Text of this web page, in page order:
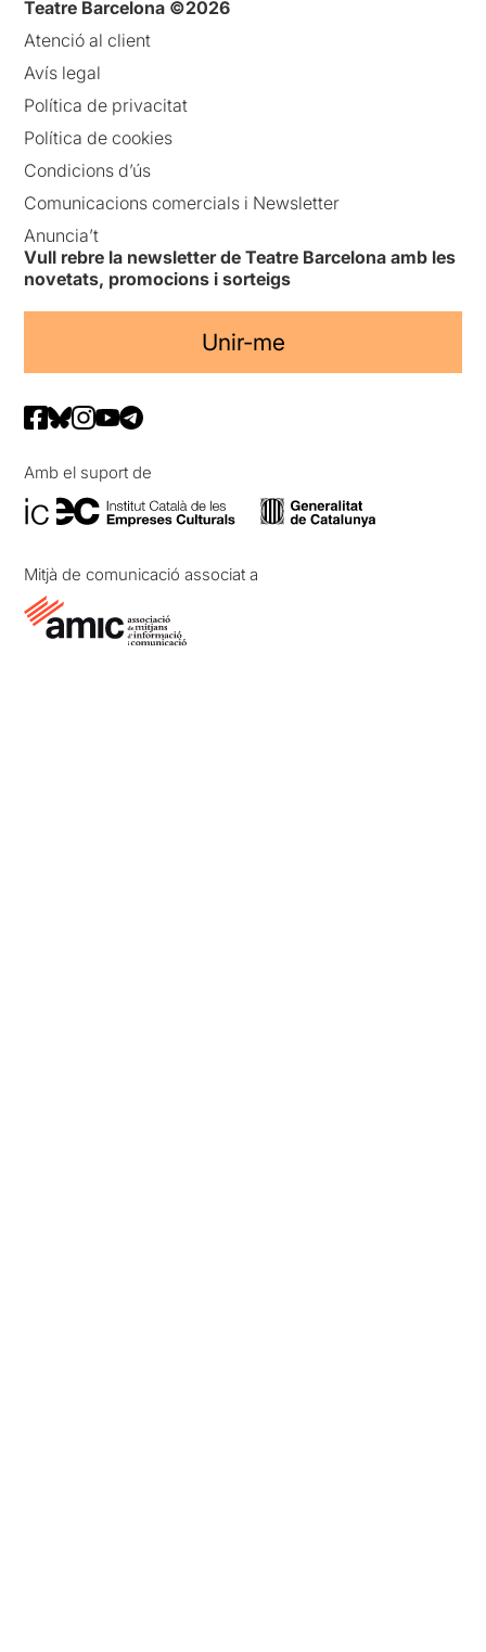
Teatre Barcelona ©2026
Atenció al client
Avís legal
Política de privacitat
Política de cookies
Condicions d’ús
Comunicacions comercials i Newsletter
Anuncia’t
Vull rebre la newsletter de Teatre Barcelona amb les
novetats, promocions i sorteigs
Unir-me
Amb el suport de
Mitjà de comunicació associat a